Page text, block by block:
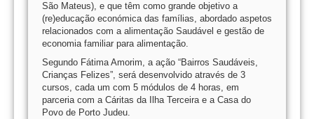
São Mateus), e que têm como grande objetivo a
(re)educação económica das famílias, abordado aspetos
relacionados com a alimentação Saudável e gestão de
economia familiar para alimentação.
Segundo Fátima Amorim, a ação “Bairros Saudáveis,
Crianças Felizes”, será desenvolvido através de 3
cursos, cada um com 5 módulos de 4 horas, em
parceria com a Cáritas da Ilha Terceira e a Casa do
Povo de Porto Judeu.